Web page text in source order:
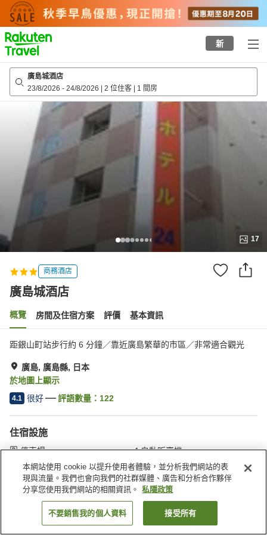
to
top
page
新
廣島城酒店
23/8/2026 - 24/8/2026 | 2 位住客 | 1 間房
17
商務酒店
廣島城酒店
概覽 房間及住宿方案 評價 基本資訊
距銀山町站步行約 6 分鐘／靠近廣島繁華的市區／非常適合觀光
廣島, 廣島縣, 日本
於地圖上顯示
4.1 很好 評語數量： 122
住宿設施
停車場
自動販賣機
送遞服務
喚醒服務
主頁 日本 廣島縣 廣島 廣島城酒店
找客房
本網站使用 cookie 以提升使用者體驗，並分析我們網站的表
現與流量。我們也會向我們的社群媒體、廣告和分析合作夥伴
分享您使用我們網站的相關資訊。
私隱政策
不要銷售我的個人資料 接受所有